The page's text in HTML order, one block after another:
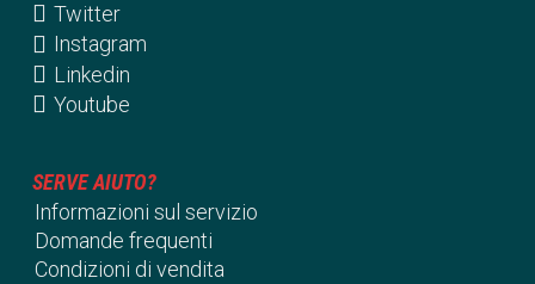
Twitter
Instagram
Linkedin
Youtube
SERVE AIUTO?
Informazioni sul servizio
Domande frequenti
Condizioni di vendita